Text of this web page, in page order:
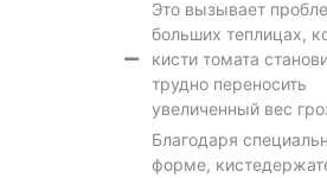
Это вызывает
больших теплицах,
кисти томата
трудно переносить
увеличенный вес
Благодаря
форме,